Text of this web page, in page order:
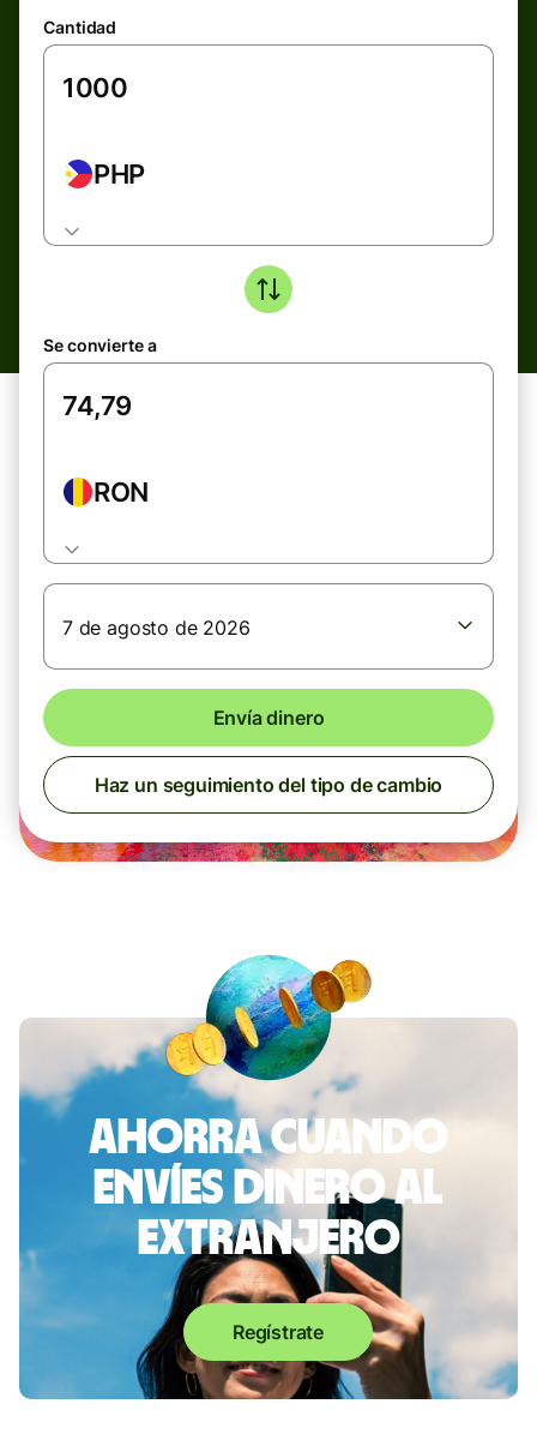
Cantidad
PHP
Se convierte a
RON
7 de agosto de 2026
Envía dinero
Haz un seguimiento del tipo de cambio
Ahorra cuando
envíes dinero al
extranjero
Regístrate